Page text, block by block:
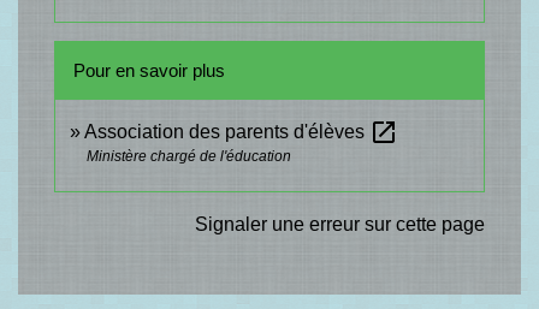
Pour en savoir plus
Association des parents d'élèves open_in_new
Ministère chargé de l'éducation
Signaler une erreur sur cette page